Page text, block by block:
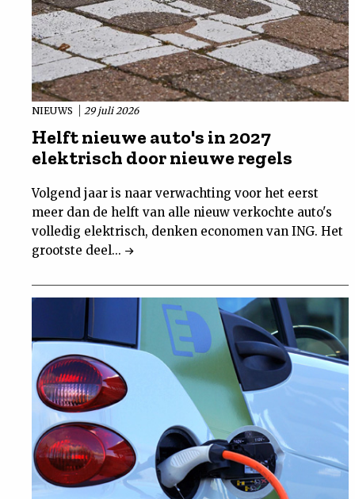
NIEUWS 29 juli 2026
Helft nieuwe auto's in 2027
elektrisch door nieuwe regels
Volgend jaar is naar verwachting voor het eerst
meer dan de helft van alle nieuw verkochte auto's
volledig elektrisch, denken economen van ING. Het
grootste deel...